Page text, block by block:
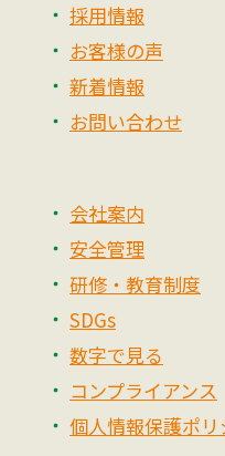
採用情報
お客様の声
新着情報
お問い合わせ
会社案内
安全管理
研修・教育制度
SDGs
数字で見る
コンプライアンス
個人情報保護ポリ